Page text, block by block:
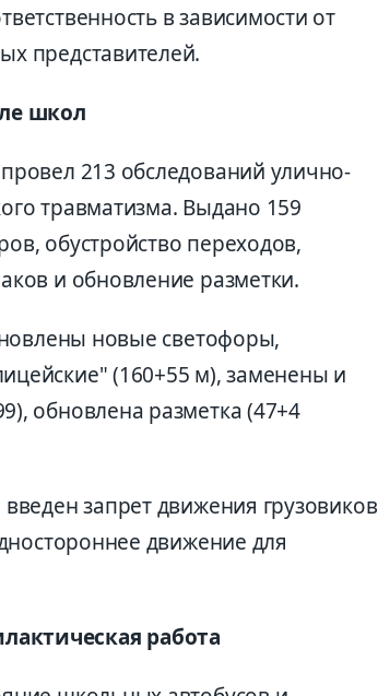
в зависимости от
представителей.
школ
213 обследований улично-
травматизма. Выдано 159
обустройство переходов,
и обновление разметки.
новые светофоры,
(160+55 м), заменены и
обновлена разметка (47+4
запрет движения грузовиков
движение для
работа